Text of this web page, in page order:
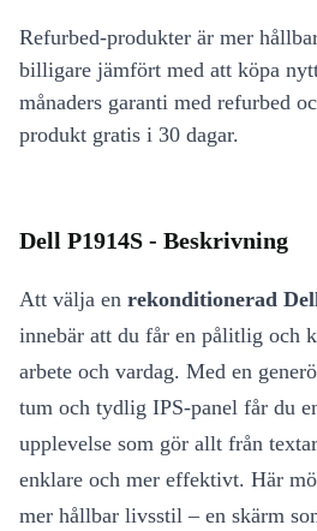
Refurbed-produkter är mer
billigare jämfört med att köpa
månaders garanti med refurbed
produkt gratis i 30 dagar.
Dell P1914S - Beskrivning
Att välja en rekonditionerad
innebär att du får en pålitlig och
arbete och vardag. Med en
tum och tydlig IPS-panel får du
upplevelse som gör allt från
enklare och mer effektivt. Här
mer hållbar livsstil – en skärm